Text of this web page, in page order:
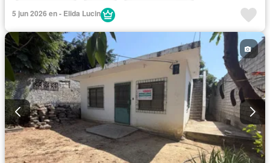
Internet
Cuarto de servicio
Agua
Completamente amoblado
5 jun 2026 en - Elida Lucin